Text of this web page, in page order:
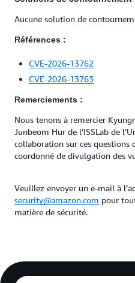
Aucune solution de
Références :
CVE-2026-13762
CVE-2026-13763
Remerciements :
Nous tenons à remercier
Junbeom Hur de l’ISSLab de
collaboration sur ces questions
coordonné de divulgation des
Veuillez envoyer un e‑mail à
security@amazon.com pour
matière de sécurité.